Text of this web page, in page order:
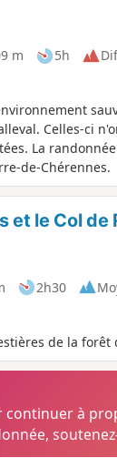
m 5h
Celles-ci
La
de-Chérennes.
et le Col
2h30
de la forêt
continuer à